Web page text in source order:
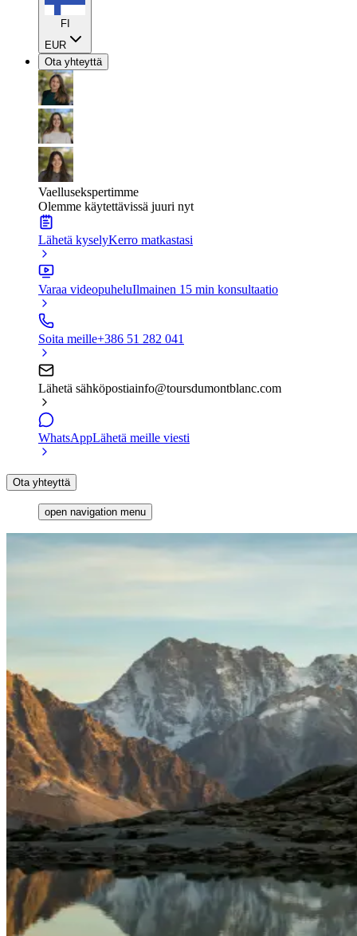
FI
EUR
Ota yhteyttä
Vaellusekspertimme
Olemme käytettävissä juuri nyt
Lähetä kyselyKerro matkastasi
Varaa videopuheluIlmainen 15 min konsultaatio
Soita meille+386 51 282 041
Lähetä sähköpostiainfo@toursdumontblanc.com
WhatsAppLähetä meille viesti
Ota yhteyttä
open navigation menu